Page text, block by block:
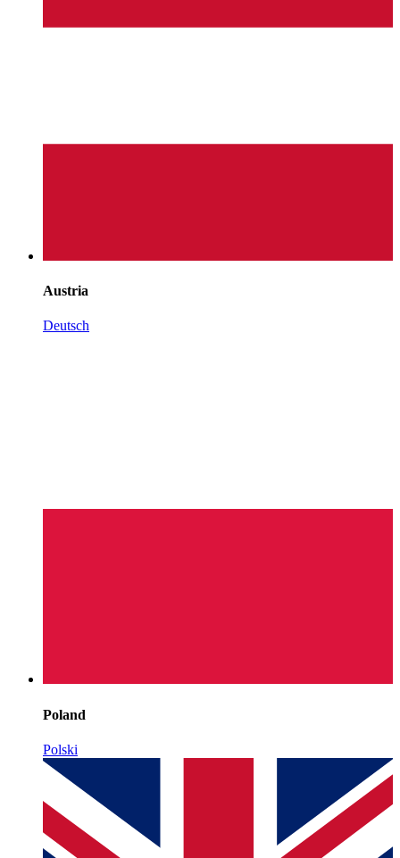
Austria
Deutsch
Poland
Polski